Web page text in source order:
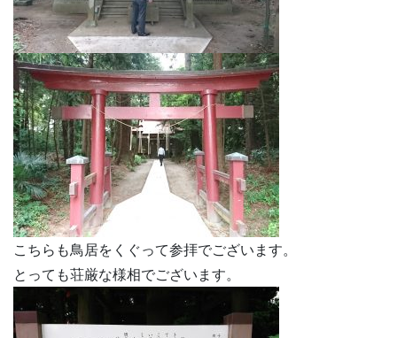
こちらも鳥居をくぐって参拝でございます。
とっても荘厳な様相でございます。